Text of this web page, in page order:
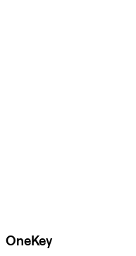
OneKey